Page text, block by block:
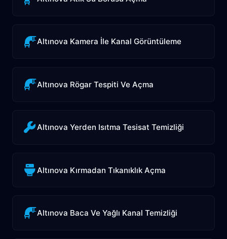
Altınova Kamera İle Kanal Görüntüleme
Altınova Rögar Tespiti Ve Açma
Altınova Yerden Isıtma Tesisat Temizliği
Altınova Kırmadan Tıkanıklık Açma
Altınova Baca Ve Yağlı Kanal Temizliği